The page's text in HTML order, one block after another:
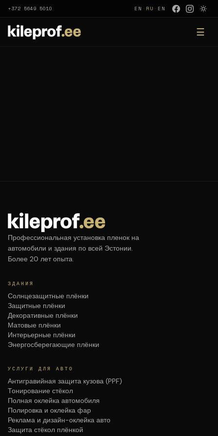
+372 5649 5010 EN · RU · EN
☰
Профессиональная установка пленок на
автомобили и здания по всей Эстонии.
Более 20 лет опыта.
ЗДАНИЯ
Солнцезащитные плёнки
Защитные плёнки
Декоративные плёнки
Матовые плёнки
Интерьерные плёнки
Энергосберегающие плёнки
УСЛУГИ ДЛЯ АВТО
Антигравийная защита кузова (PPF)
Тонирование стёкол
Полная оклейка автомобиля
Полировка и оклейка фар
Реклама и дизайн-оклейка авто
Защита стёкол плёнкой